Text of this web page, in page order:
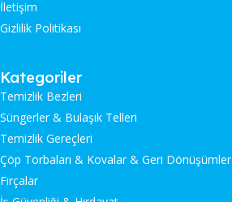
İletişim
Gizlilik Politikası
Kategoriler
Temizlik Bezleri
Süngerler & Bulaşık Telleri
Temizlik Gereçleri
Çöp Torbaları & Kovalar & Geri Dönüşümler
Fırçalar